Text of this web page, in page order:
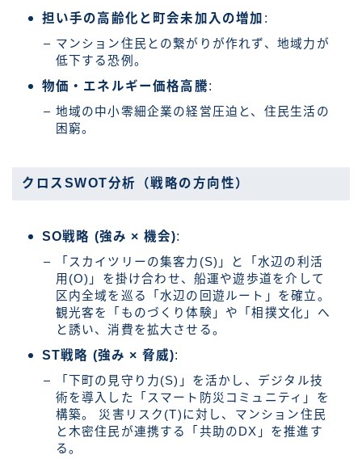
担い手の高齢化と町会未加入の増加 :
マンション住民との繋がりが作れず、地域力が
低下する恐例。
物価・エネルギー価格高騰:
地域の中小零細企業の経営圧迫と、住民生活の
困窮。
クロスSWOT分析（戦略の方向性）
SO戦略 (強み × 機会):
「スカイツリーの集客力(S)」と「水辺の利活
用(O)」を掛け合わせ、船運や遊歩道を介して
区内全域を巡る「水辺の回遊ルート」を確立。
観光客を「ものづくり体験」や「相撲文化」へ
と誘い、消費を拡大させる。
ST戦略 (強み × 脅威):
「下町の見守り力(S)」を活かし、デジタル技
術を導入した「スマート防災コミュニティ」を
構築。 災害リスク(T)に対し、マンション住民
と木密住民が連携する「共助のDX」を推進す
る。